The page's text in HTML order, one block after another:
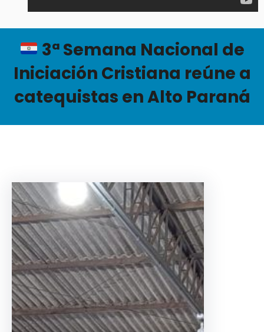
3ª Semana Nacional de
Iniciación Cristiana reúne a
catequistas en Alto Paraná